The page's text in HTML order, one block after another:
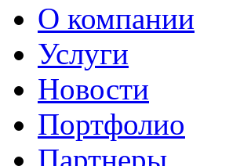
О компании
Услуги
Новости
Портфолио
Партнеры